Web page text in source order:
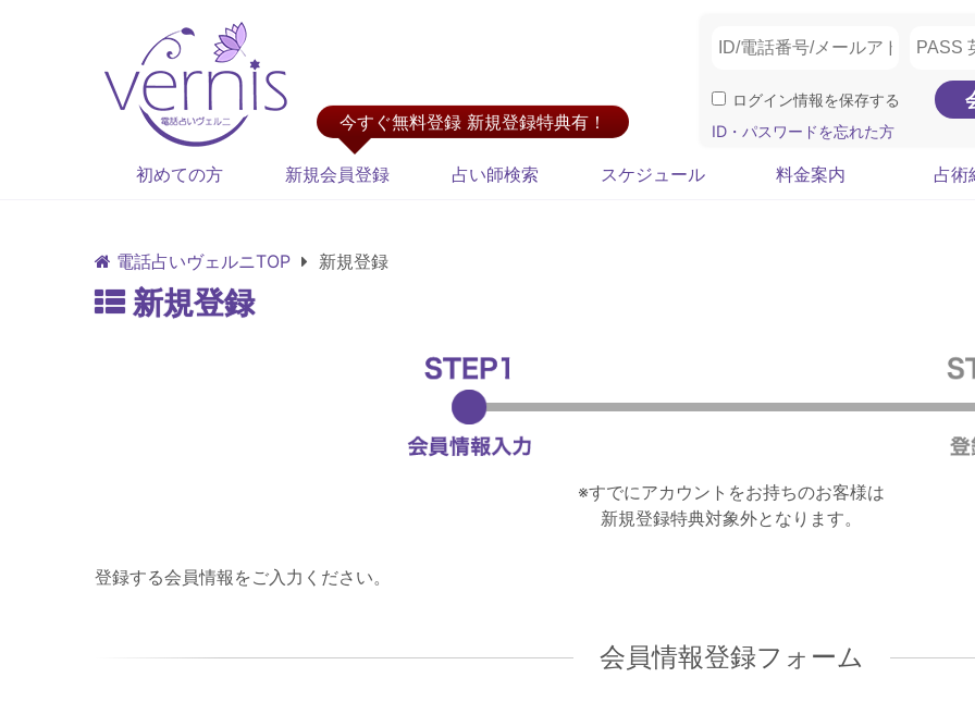
今すぐ無料登録 新規登録特典有！
ログイン情報を保存する
ID・パスワードを忘れた方
初めての方 新規会員登録 占い師検索 スケジュール 料金案内 占術
電話占いヴェルニTOP 新規登録
新規登録
※すでにアカウントをお持ちのお客様は
新規登録特典対象外となります。
登録する会員情報をご入力ください。
会員情報登録フォーム